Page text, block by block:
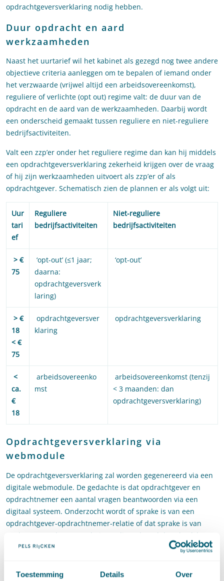
Toestemming Details Over
opdrachtgeversverklaring nodig hebben.
Duur opdracht en aard
werkzaamheden
Naast het uurtarief wil het kabinet als gezegd nog twee andere
objectieve criteria aanleggen om te bepalen of iemand onder
het verzwaarde (vrijwel altijd een arbeidsovereenkomst),
reguliere of verlichte (opt out) regime valt: de duur van de
opdracht en de aard van de werkzaamheden. Daarbij wordt
een onderscheid gemaakt tussen reguliere en niet-reguliere
bedrijfsactiviteiten.
Valt een zzp’er onder het reguliere regime dan kan hij middels
een opdrachtgeversverklaring zekerheid krijgen over de vraag
of hij zijn werkzaamheden uitvoert als zzp’er of als
opdrachtgever. Schematisch zien de plannen er als volgt uit:
Uur
tari
ef
Reguliere
bedrijfsactiviteiten
Niet-reguliere
bedrijfsactiviteiten
> €
75
‘opt-out’ (≤1 jaar;
daarna:
opdrachtgeversverk
laring)
‘opt-out’
> €
18
< €
75
opdrachtgeversver
klaring
opdrachtgeversverklaring
<
ca.
€
18
arbeidsovereenko
mst
arbeidsovereenkomst (tenzij
< 3 maanden: dan
opdrachtgeversverklaring)
Opdrachtgeversverklaring via
webmodule
De opdrachtgeversverklaring zal worden gegenereerd via een
digitale webmodule. De gedachte is dat opdrachtgever en
opdrachtnemer een aantal vragen beantwoorden via een
digitaal systeem. Onderzocht wordt of sprake is van een
opdrachtgever-opdrachtnemer-relatie of dat sprake is van
werkgever-werknemer-relatie. In die webmodule zal ook het
gezagscriterium worden verduidelijkt. Een gezagsrelatie is een
arbeidsovereenkomst, maar het is vaak onduidelijk wat met